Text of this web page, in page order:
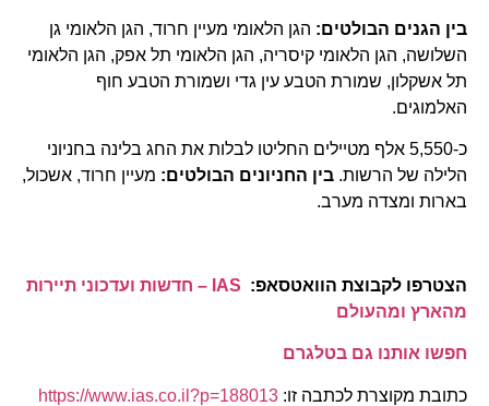
בין הגנים הבולטים: הגן הלאומי מעיין חרוד, הגן הלאומי גן
השלושה, הגן הלאומי קיסריה, הגן הלאומי תל אפק, הגן הלאומי
תל אשקלון, שמורת הטבע עין גדי ושמורת הטבע חוף
האלמוגים.
כ-5,550 אלף מטיילים החליטו לבלות את החג בלינה בחניוני
הלילה של הרשות. בין החניונים הבולטים: מעיין חרוד, אשכול,
בארות ומצדה מערב.
הצטרפו לקבוצת הוואטסאפ:
IAS – חדשות ועדכוני תיירות
מהארץ ומהעולם
חפשו אותנו גם בטלגרם
כתובת מקוצרת לכתבה זו: https://www.ias.co.il?p=188013